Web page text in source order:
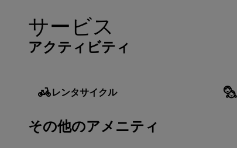
サービス
アクティビティ
レンタサイクル
その他のアメニティ